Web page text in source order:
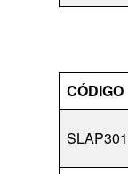
CÓDIGO
SLAP301